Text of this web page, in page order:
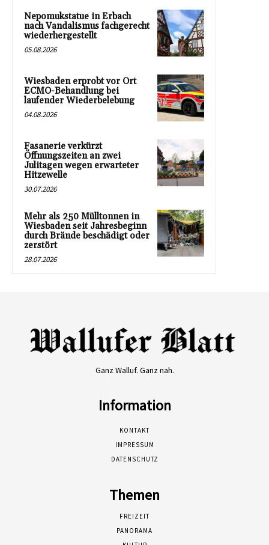
Nepomukstatue in Erbach
nach Vandalismus fachgerecht
wiederhergestellt
05.08.2026
Wiesbaden erprobt vor Ort
ECMO-Behandlung bei
laufender Wiederbelebung
04.08.2026
Fasanerie verkürzt
Öffnungszeiten an zwei
Julitagen wegen erwarteter
Hitzewelle
30.07.2026
Mehr als 250 Mülltonnen in
Wiesbaden seit Jahresbeginn
durch Brände beschädigt oder
zerstört
28.07.2026
Ganz Walluf. Ganz nah.
Information
KONTAKT
IMPRESSUM
DATENSCHUTZ
Themen
FREIZEIT
PANORAMA